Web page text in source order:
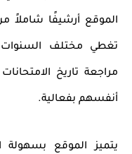
الموقع أرشيفًا شاملاً
تغطي مختلف السنوات
مراجعة تاريخ
أنفسهم بفعالية.
يتميز الموقع